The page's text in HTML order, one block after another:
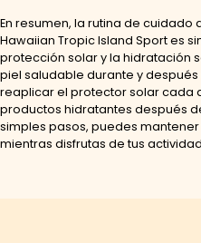
En resumen, la rutina de
Hawaiian Tropic Island Sport es
protección solar y la hidratación
piel saludable durante y
reaplicar el protector solar cada
productos hidratantes después
simples pasos, puedes
mientras disfrutas de tus